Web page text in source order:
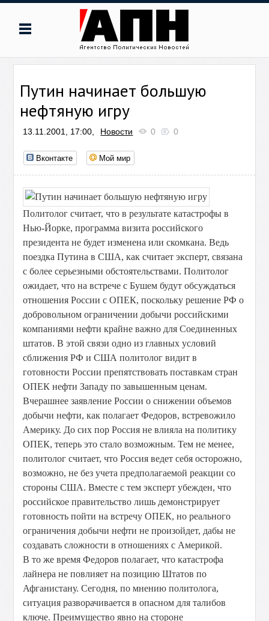
Путин начинает большую
нефтяную игру
13.11.2001, 17:00, Новости 0 0
Вконтакте Мой мир
Политолог считает, что в результате катастрофы в
Нью-Йорке, программа визита российского
президента не будет изменена или скомкана. Ведь
поездка Путина в США, как считает эксперт, связана
с более серьезными обстоятельствами. Политолог
ожидает, что на встрече с Бушем будут обсуждаться
отношения России с ОПЕК, поскольку решение РФ о
добровольном ограничении добычи российскими
компаниями нефти крайне важно для Соединенных
штатов. В этой связи одно из главных условий
сближения РФ и США политолог видит в
готовности России препятствовать поставкам стран
ОПЕК нефти Западу по завышенным ценам.
Вчерашнее заявление России о снижении объемов
добычи нефти, как полагает Федоров, встревожило
Америку. До сих пор Россия не влияла на политику
ОПЕК, теперь это стало возможным. Тем не менее,
политолог считает, что Россия ведет себя осторожно,
возможно, не без учета предполагаемой реакции со
стороны США. Вместе с тем эксперт убежден, что
российское правительство лишь демонстрирует
готовность пойти на встречу ОПЕК, но реального
ограничения добычи нефти не произойдет, дабы не
создавать сложности в отношениях с Америкой.
В то же время Федоров полагает, что катастрофа
лайнера не повлияет на позицию Штатов по
Афганистану. Сегодня, по мнению политолога,
ситуация разворачивается в опасном для талибов
ключе. Преимущество явно на стороне